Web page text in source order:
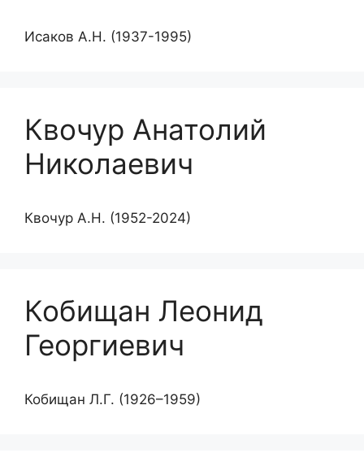
Исаков А.Н. (1937-1995)
Квочур Анатолий
Николаевич
Квочур А.Н. (1952-2024)
Кобищан Леонид
Георгиевич
Кобищан Л.Г. (1926–1959)